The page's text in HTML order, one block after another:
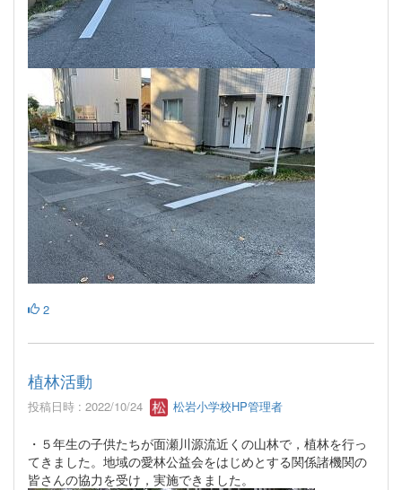
2
植林活動
投稿日時 : 2022/10/24 松岩小学校HP管理者
・５年生の子供たちが面瀬川源流近くの山林で，植林を行っ
てきました。地域の愛林公益会をはじめとする関係諸機関の
皆さんの協力を受け，実施できました。